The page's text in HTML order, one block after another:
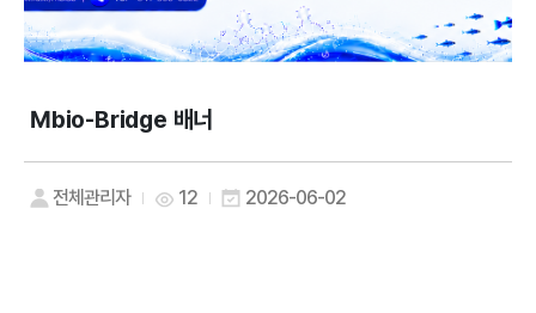
Mbio-Bridge 배너
전체관리자 12 2026-06-02